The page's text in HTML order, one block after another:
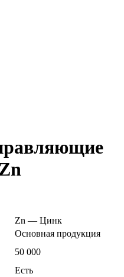
Zn — Цинк
Основная продукция
50 000
Есть